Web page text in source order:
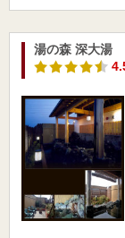
湯の森 深大湯